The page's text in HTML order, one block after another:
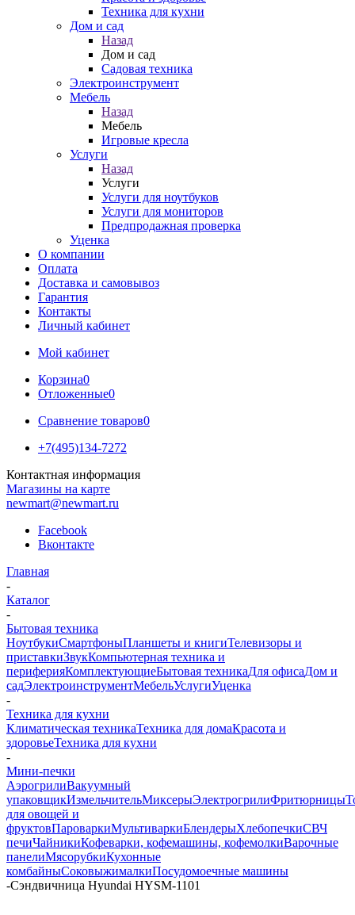
Техника для кухни
Дом и сад
Назад
Дом и сад
Садовая техника
Электроинструмент
Мебель
Назад
Мебель
Игровые кресла
Услуги
Назад
Услуги
Услуги для ноутбуков
Услуги для мониторов
Предпродажная проверка
Уценка
О компании
Оплата
Доставка и самовывоз
Гарантия
Контакты
Личный кабинет
Мой кабинет
Корзина0
Отложенные0
Сравнение товаров0
+7(495)134-7272
Контактная информация
Магазины на карте
newmart@newmart.ru
Facebook
Вконтакте
Главная
-
Каталог
-
Бытовая техника
НоутбукиСмартфоныПланшеты и книгиТелевизоры и
приставкиЗвукКомпьютерная техника и
периферияКомплектующиеБытовая техникаДля офисаДом и
садЭлектроинструментМебельУслугиУценка
-
Техника для кухни
Климатическая техникаТехника для домаКрасота и
здоровьеТехника для кухни
-
Мини-печки
АэрогрилиВакуумный
упаковщикИзмельчительМиксерыЭлектрогрилиФритюрницы
для овощей и
фруктовПароваркиМультиваркиБлендерыХлебопечкиСВЧ
печиЧайникиКофеварки, кофемашины, кофемолкиВарочные
панелиМясорубкиКухонные
комбайныСоковыжималкиПосудомоечные машины
-Сэндвичница Hyundai HYSM-1101